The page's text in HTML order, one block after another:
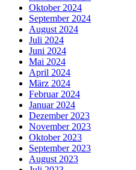
Oktober 2024
September 2024
August 2024
Juli 2024
Juni 2024
Mai 2024
April 2024
März 2024
Februar 2024
Januar 2024
Dezember 2023
November 2023
Oktober 2023
September 2023
August 2023